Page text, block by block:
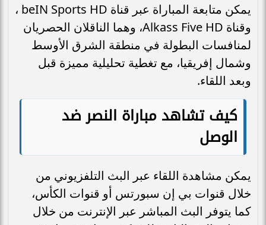
يمكن متابعة المباراة عبر قناة beIN Sports HD ،
وقناة Alkass Five HD، وهما الناقلان الحصريان
لمنافسات البطولة في منطقة الشرق الأوسط
وشمال إفريقيا، مع تغطية تحليلية مميزة قبل
وبعد اللقاء.
كيف تشاهد مباراة النصر ضد
الوصل
يمكن مشاهدة اللقاء عبر البث التلفزيوني من
خلال قنوات بي إن سبورتس أو قنوات الكأس،
كما يتوفر البث المباشر عبر الإنترنت من خلال